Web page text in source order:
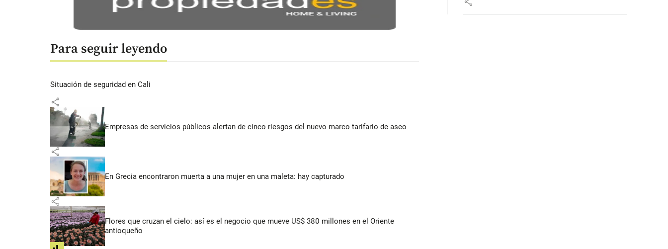
Para seguir leyendo
Situación de seguridad en Cali
share
Empresas de servicios públicos alertan de cinco riesgos del nuevo marco tarifario de aseo
share
En Grecia encontraron muerta a una mujer en una maleta: hay capturado
share
Flores que cruzan el cielo: así es el negocio que mueve US$ 380 millones en el Oriente
antioqueño